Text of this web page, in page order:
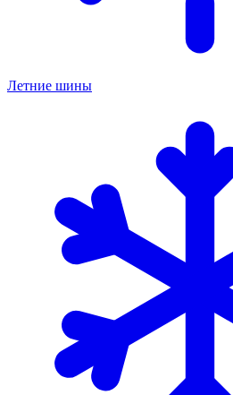
Летние шины